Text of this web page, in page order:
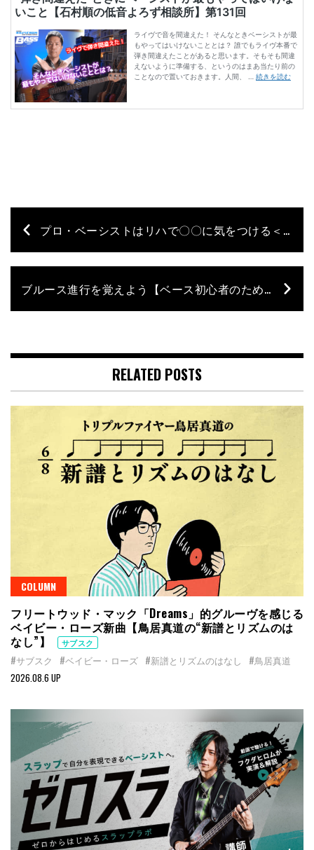
プロ・ベーシストはリハで〇〇に気をつける＜ベーシストの心得・リハ編 その②＞【石村順の低音よろず相談所】第133回
ブルース進行を覚えよう【ベース初心者のための知識“キホンのキ”】第28回
RELATED POSTS
COLUMN
フリートウッド・マック「Dreams」的グルーヴを感じる
ベイビー・ローズ新曲【鳥居真道の“新譜とリズムのは
なし”】
サブスク
#サブスク #ベイビー・ローズ #新譜とリズムのはなし
#鳥居真道
2026.08.6 UP